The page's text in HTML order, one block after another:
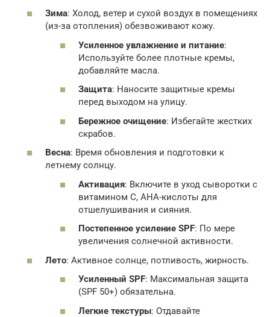
Зима: Холод, ветер и сухой воздух в помещениях
(из-за отопления) обезвоживают кожу.
Усиленное увлажнение и питание:
Используйте более плотные кремы,
добавляйте масла.
Защита: Наносите защитные кремы
перед выходом на улицу.
Бережное очищение: Избегайте жестких
скрабов.
Весна: Время обновления и подготовки к
летнему солнцу.
Активация: Включите в уход сыворотки с
витамином С, АНА-кислоты для
отшелушивания и сияния.
Постепенное усиление SPF: По мере
увеличения солнечной активности.
Лето: Активное солнце, потливость, жирность.
Усиленный SPF: Максимальная защита
(SPF 50+) обязательна.
Легкие текстуры: Отдавайте